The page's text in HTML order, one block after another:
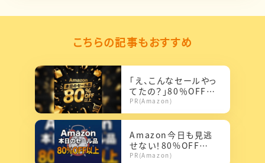
こちらの記事もおすすめ
「え、こんなセールやっ
てたの？」80％OFF以
上が続々登場！Amaz
onの本気が...
PR(Amazon)
Amazon今日も見逃
せない！80%OFF以
上が続々登場
PR(Amazon)